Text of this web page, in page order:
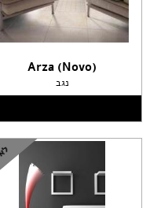
(Arza (Novo
נגב